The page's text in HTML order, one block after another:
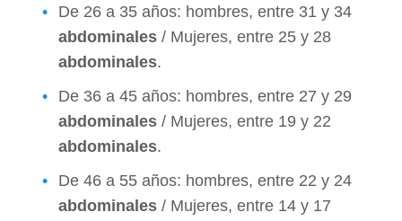
De 26 a 35 años: hombres, entre 31 y 34
abdominales / Mujeres, entre 25 y 28
abdominales.
De 36 a 45 años: hombres, entre 27 y 29
abdominales / Mujeres, entre 19 y 22
abdominales.
De 46 a 55 años: hombres, entre 22 y 24
abdominales / Mujeres, entre 14 y 17